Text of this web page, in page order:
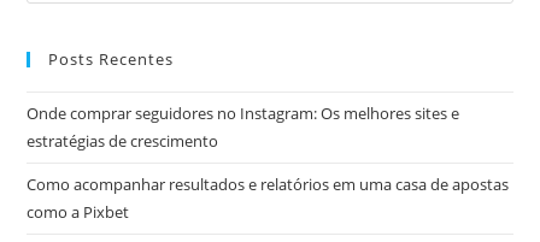
Posts Recentes
Onde comprar seguidores no Instagram: Os melhores sites e
estratégias de crescimento
Como acompanhar resultados e relatórios em uma casa de apostas
como a Pixbet